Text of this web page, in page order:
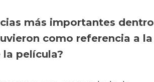
más importantes dentro
como referencia a la
película?